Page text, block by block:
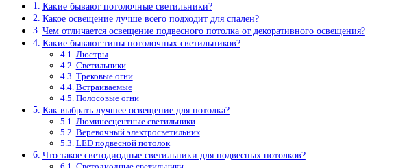
Какие бывают потолочные светильники?
Какое освещение лучше всего подходит для спален?
Чем отличается освещение подвесного потолка от декоративного освещения?
Какие бывают типы потолочных светильников?
Люстры
Светильники
Трековые огни
Встраиваемые
Полосовые огни
Как выбрать лучшее освещение для потолка?
Люминесцентные светильники
Веревочный электросветильник
LED подвесной потолок
Что такое светодиодные светильники для подвесных потолков?